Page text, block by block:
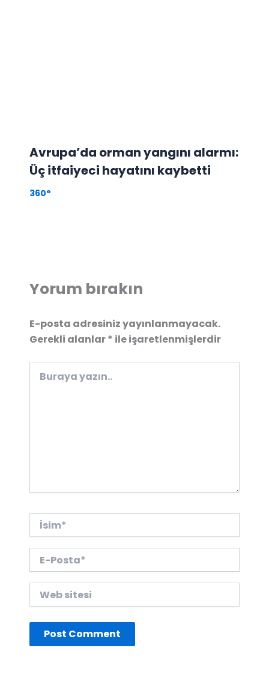
Avrupa’da orman yangını alarmı:
Üç itfaiyeci hayatını kaybetti
360°
Yorum bırakın
E-posta adresiniz yayınlanmayacak.
Gerekli alanlar* ile işaretlenmişlerdir
yazın..
İsim*
Posta*
sitesi